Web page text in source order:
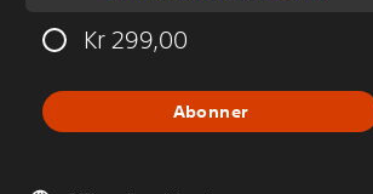
Kr 299,00
Abonner